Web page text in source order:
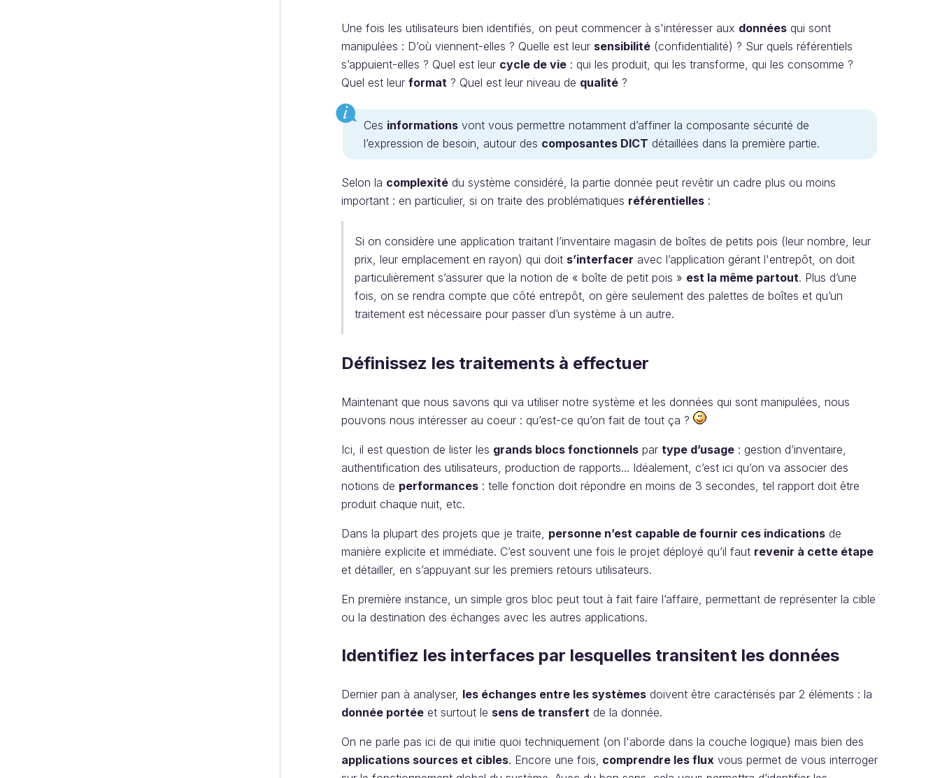
Une fois les utilisateurs bien identifiés, on peut commencer à s'intéresser aux données qui sont
manipulées : D’où viennent-elles ? Quelle est leur sensibilité (confidentialité) ? Sur quels référentiels
s’appuient-elles ? Quel est leur cycle de vie : qui les produit, qui les transforme, qui les consomme ?
Quel est leur format ? Quel est leur niveau de qualité ?
Ces informations vont vous permettre notamment d’affiner la composante sécurité de
l’expression de besoin, autour des composantes DICT détaillées dans la première partie.
Selon la complexité du système considéré, la partie donnée peut revêtir un cadre plus ou moins
important : en particulier, si on traite des problématiques référentielles :
Si on considère une application traitant l’inventaire magasin de boîtes de petits pois (leur nombre, leur
prix, leur emplacement en rayon) qui doit s’interfacer avec l’application gérant l'entrepôt, on doit
particulièrement s’assurer que la notion de « boîte de petit pois » est la même partout. Plus d’une
fois, on se rendra compte que côté entrepôt, on gère seulement des palettes de boîtes et qu’un
traitement est nécessaire pour passer d’un système à un autre.
Définissez les traitements à effectuer
Maintenant que nous savons qui va utiliser notre système et les données qui sont manipulées, nous
pouvons nous intéresser au coeur : qu’est-ce qu’on fait de tout ça ?
Ici, il est question de lister les grands blocs fonctionnels par type d’usage : gestion d’inventaire,
authentification des utilisateurs, production de rapports... Idéalement, c’est ici qu’on va associer des
notions de performances : telle fonction doit répondre en moins de 3 secondes, tel rapport doit être
produit chaque nuit, etc.
Dans la plupart des projets que je traite, personne n’est capable de fournir ces indications de
manière explicite et immédiate. C’est souvent une fois le projet déployé qu’il faut revenir à cette étape
et détailler, en s’appuyant sur les premiers retours utilisateurs.
En première instance, un simple gros bloc peut tout à fait faire l’affaire, permettant de représenter la cible
ou la destination des échanges avec les autres applications.
Identifiez les interfaces par lesquelles transitent les données
Dernier pan à analyser, les échanges entre les systèmes doivent être caractérisés par 2 éléments : la
donnée portée et surtout le sens de transfert de la donnée.
On ne parle pas ici de qui initie quoi techniquement (on l'aborde dans la couche logique) mais bien des
applications sources et cibles. Encore une fois, comprendre les flux vous permet de vous interroger